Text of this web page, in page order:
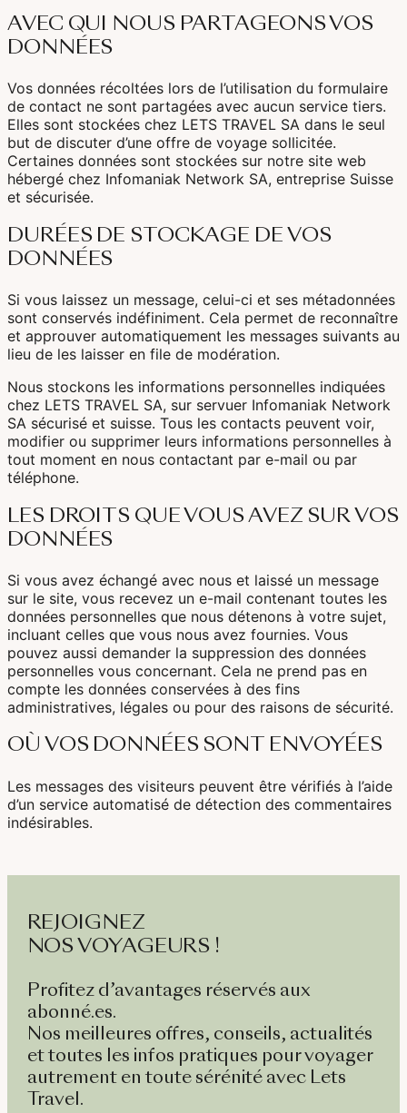
Dubaï
Oman
Japon
Corée Du Sud
Afrique Du Sud
Mozambique
Namibie
Tanzanie
AVEC QUI NOUS PARTAGEONS VOS
DONNÉES
Vos données récoltées lors de l’utilisation du formulaire
de contact ne sont partagées avec aucun service tiers.
Elles sont stockées chez LETS TRAVEL SA dans le seul
but de discuter d’une offre de voyage sollicitée.
Certaines données sont stockées sur notre site web
hébergé chez Infomaniak Network SA, entreprise Suisse
et sécurisée.
DURÉES DE STOCKAGE DE VOS
DONNÉES
Si vous laissez un message, celui-ci et ses métadonnées
sont conservés indéfiniment. Cela permet de reconnaître
et approuver automatiquement les messages suivants au
lieu de les laisser en file de modération.
Nous stockons les informations personnelles indiquées
chez LETS TRAVEL SA, sur servuer Infomaniak Network
SA sécurisé et suisse. Tous les contacts peuvent voir,
modifier ou supprimer leurs informations personnelles à
tout moment en nous contactant par e-mail ou par
téléphone.
LES DROITS QUE VOUS AVEZ SUR VOS
DONNÉES
Si vous avez échangé avec nous et laissé un message
sur le site, vous recevez un e-mail contenant toutes les
données personnelles que nous détenons à votre sujet,
incluant celles que vous nous avez fournies. Vous
pouvez aussi demander la suppression des données
personnelles vous concernant. Cela ne prend pas en
compte les données conservées à des fins
administratives, légales ou pour des raisons de sécurité.
OÙ VOS DONNÉES SONT ENVOYÉES
Les messages des visiteurs peuvent être vérifiés à l’aide
d’un service automatisé de détection des commentaires
indésirables.
REJOIGNEZ
NOS VOYAGEURS !
Profitez d’avantages réservés aux
abonné.es.
Nos meilleures offres, conseils, actualités
et toutes les infos pratiques pour voyager
autrement en toute sérénité avec Lets
Travel.